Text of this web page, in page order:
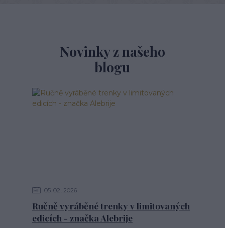
Novinky z našeho
blogu
05 02 2026
Ručně vyráběné trenky v limitovaných
edicích - značka Alebrije